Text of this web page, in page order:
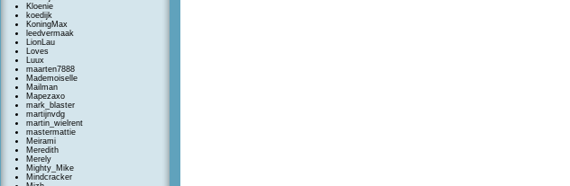
Kloenie
koedijk
KoningMax
leedvermaak
LionLau
Loves
Luux
maarten7888
Mademoiselle
Mailman
Mapezaxo
mark_blaster
martijnvdg
martin_wielrent
mastermattie
Meirami
Meredith
Merely
Mighty_Mike
Mindcracker